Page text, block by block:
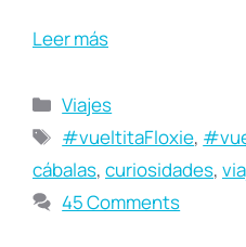
Leer más
Viajes
#vueltitaFloxie,
cábalas, curiosidades,
45 Comments